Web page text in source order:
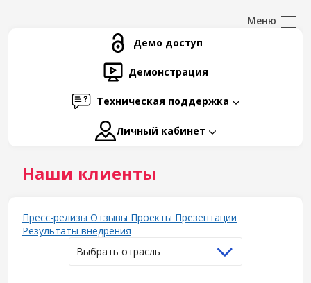
Демо доступ
Демонстрация
Техническая поддержка
Личный кабинет
Наши клиенты
Пресс-релизы Отзывы Проекты Презентации
Результаты внедрения
Выбрать отрасль